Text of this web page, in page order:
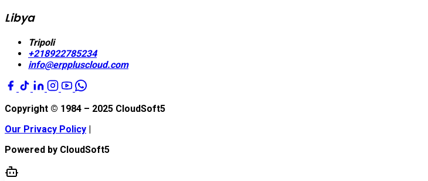
Libya
Tripoli
+218922785234
info@erppluscloud.com
Copyright © 1984 – 2025 CloudSoft5
Our Privacy Policy
Powered by CloudSoft5